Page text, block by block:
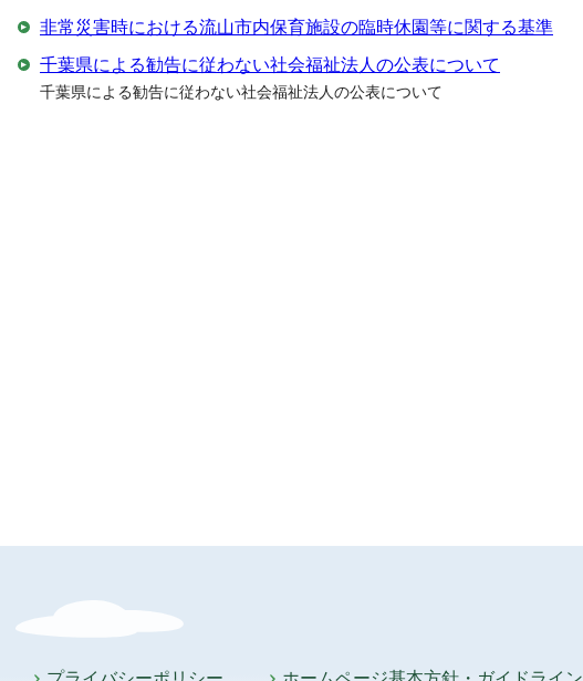
非常災害時における流山市内保育施設の臨時休園等に関する基準
千葉県による勧告に従わない社会福祉法人の公表について
千葉県による勧告に従わない社会福祉法人の公表について